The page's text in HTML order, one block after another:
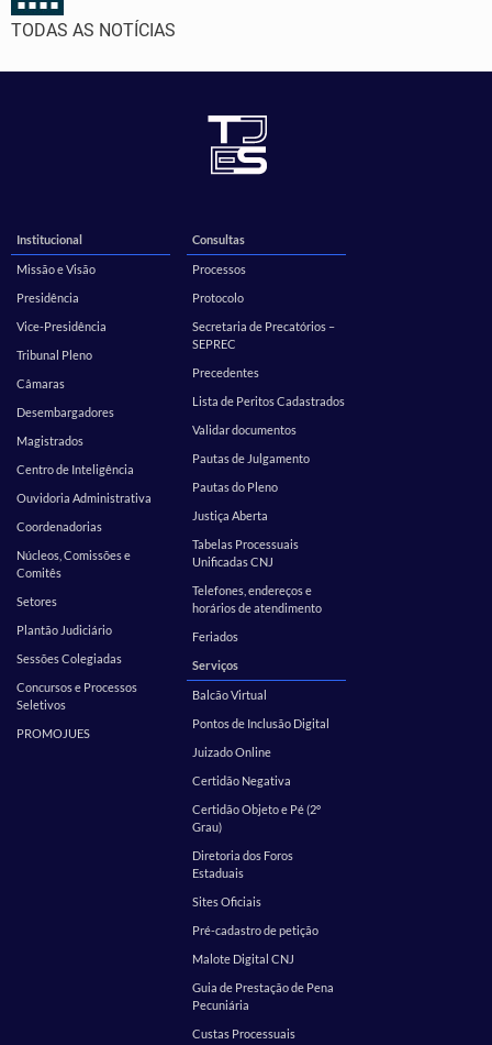
TODAS AS NOTÍCIAS
Institucional
Missão e Visão
Presidência
Vice-Presidência
Tribunal Pleno
Câmaras
Desembargadores
Magistrados
Centro de Inteligência
Ouvidoria Administrativa
Coordenadorias
Núcleos, Comissões e
Comitês
Setores
Plantão Judiciário
Sessões Colegiadas
Concursos e Processos
Seletivos
PROMOJUES
Consultas
Processos
Protocolo
Secretaria de Precatórios –
SEPREC
Precedentes
Lista de Peritos Cadastrados
Validar documentos
Pautas de Julgamento
Pautas do Pleno
Justiça Aberta
Tabelas Processuais
Unificadas CNJ
Telefones, endereços e
horários de atendimento
Feriados
Serviços
Balcão Virtual
Pontos de Inclusão Digital
Juizado Online
Certidão Negativa
Certidão Objeto e Pé (2º
Grau)
Diretoria dos Foros
Estaduais
Sites Oficiais
Pré-cadastro de petição
Malote Digital CNJ
Guia de Prestação de Pena
Pecuniária
Custas Processuais